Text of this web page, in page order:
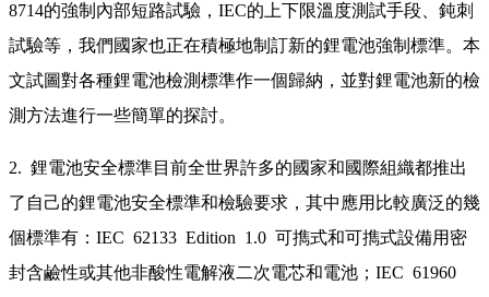
8714的強制內部短路試驗，IEC的上下限溫度測試手段、鈍刺
試驗等，我們國家也正在積極地制訂新的鋰電池強制標準。本
文試圖對各種鋰電池檢測標準作一個歸納，並對鋰電池新的檢
測方法進行一些簡單的探討。
2. 鋰電池安全標準目前全世界許多的國家和國際組織都推出
了自己的鋰電池安全標準和檢驗要求，其中應用比較廣泛的幾
個標準有：IEC 62133 Edition 1.0 可擕式和可擕式設備用密
封含鹼性或其他非酸性電解液二次電芯和電池；IEC 61960